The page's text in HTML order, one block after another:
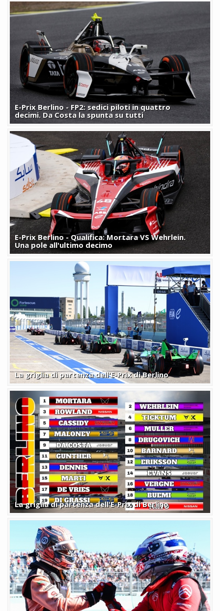
E-Prix Berlino - FP2: sedici piloti in quattro
decimi. Da Costa la spunta su tutti
E-Prix Berlino - Qualifica: Mortara VS Wehrlein.
Una pole all'ultimo decimo
La griglia di partenza dell'E-Prix di Berlino
La griglia di partenza dell'E-Prix di Berlino